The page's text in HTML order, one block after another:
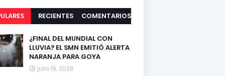
RECIENTES COMENTARIOS
¿FINAL DEL MUNDIAL CON
LLUVIA? EL SMN EMITIÓ ALERTA
NARANJA PARA GOYA
julio 19, 2026